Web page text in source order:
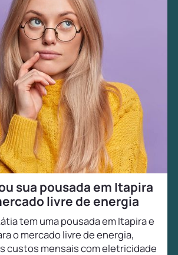
sua pousada em Itapira
livre de energia
tem uma pousada em Itapira e
o mercado livre de energia,
custos mensais com eletricidade